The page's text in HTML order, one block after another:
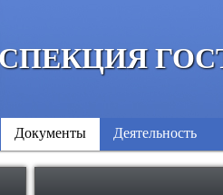
Документы Деятельность